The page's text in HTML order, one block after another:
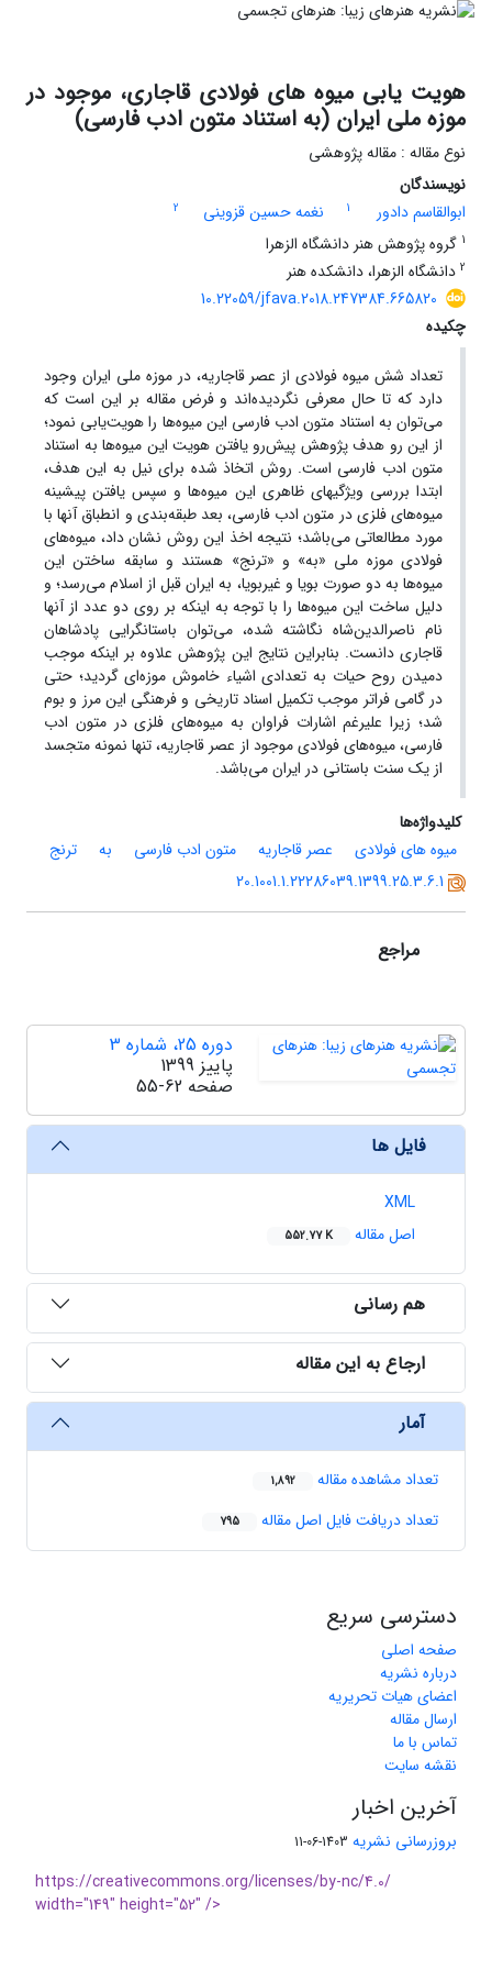
هویت یابی میوه های فولادی قاجاری، موجود در
موزه ملی ایران (به استناد متون ادب فارسی)
نوع مقاله : مقاله پژوهشی
نویسندگان
ابوالقاسم دادور
1 نغمه حسین قزوینی
2
1 گروه پژوهش هنر دانشگاه الزهرا
2 دانشگاه الزهرا، دانشکده هنر
10.22059/jfava.2018.247384.665820
چکیده
تعداد شش میوه فولادی از عصر قاجاریه، در موزه ملی ایران وجود
دارد که تا حال معرفی نگردیده‌اند و فرض مقاله بر این است که
می‌توان به استناد متون ادب فارسی این میوه‌ها را هویت‌یابی نمود؛
از این رو هدف پژوهش پیش‌رو یافتن هویت این میوه‌ها به استناد
متون ادب فارسی است. روش اتخاذ شده برای نیل به این هدف،
ابتدا بررسی ویژگیهای ظاهری این میوه‌ها و سپس یافتن پیشینه
میوه‌های فلزی در متون ادب فارسی، بعد طبقه‌بندی و انطباق آنها با
مورد مطالعاتی می‌باشد؛ نتیجه اخذ این روش نشان داد، میوه‌های
فولادی موزه ملی «به» و «ترنج» هستند و سابقه ساختن این
میوه‌ها به دو صورت بویا و غیربویا، به ایران قبل از اسلام می‌رسد؛ و
دلیل ساخت این میوه‌ها را با توجه به اینکه بر روی دو عدد از آنها
نام ناصرالدین‌شاه نگاشته شده، می‌توان باستانگرایی پادشاهان
قاجاری دانست. بنابراین نتایج این پژوهش علاوه بر اینکه موجب
دمیدن روح حیات به تعدادی اشیاء خاموش موزه‌ای گردید؛ حتی
در گامی فراتر موجب تکمیل اسناد تاریخی و فرهنگی این مرز و بوم
شد؛ زیرا علیرغم اشارات فراوان به میوه‌های فلزی در متون ادب
فارسی، میوه‌های فولادی موجود از عصر قاجاریه، تنها نمونه متجسد
از یک سنت باستانی در ایران می‌باشد.
کلیدواژه‌ها
میوه های فولادی
عصر قاجاریه متون ادب فارسی به
ترنج
20.1001.1.22286039.1399.25.3.6.1
مراجع
دوره 25، شماره 3
پاییز 1399
صفحه 55-62
فایل ها
XML
اصل مقاله
552.77 K
هم رسانی
ارجاع به این مقاله
آمار
تعداد مشاهده مقاله 1,892
تعداد دریافت فایل اصل مقاله 795
دسترسی سریع
صفحه اصلی
درباره نشریه
اعضای هیات تحریریه
ارسال مقاله
تماس با ما
نقشه سایت
آخرین اخبار
بروزرسانی نشریه 1403-06-11
https://creativecommons.org/licenses/by-nc/4.0/
width="149" height="52" />